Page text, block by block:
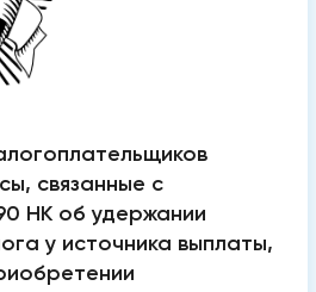
связанные с
НК об удержании
у источника выплаты,